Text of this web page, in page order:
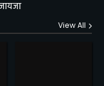
View All